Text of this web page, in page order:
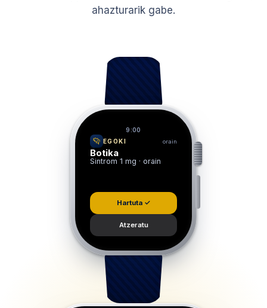
ahazturarik gabe.
9:00
EGOKI
orain
Botika
Sintrom 1 mg · orain
Hartuta ✓
Atzeratu